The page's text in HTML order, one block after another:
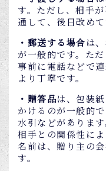
す。ただし、相手
通して、後日改め
・郵送する場合は
が一般的です。た
事前に電話などで
より丁寧です。
・贈答品は、包装
かけるのが一般的
水引などがありま
相手との関係性に
名前は、贈り主の
す。